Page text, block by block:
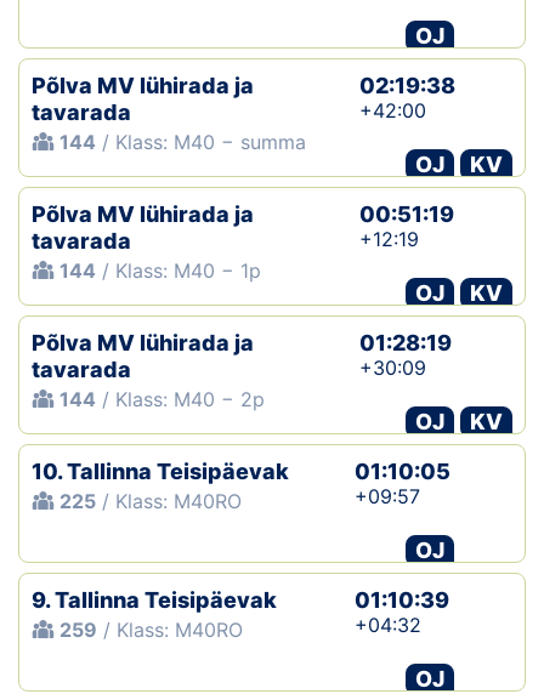
OJ
Põlva MV lühirada ja
tavarada
144 / Klass: M40 − summa
02:19:38
+42:00
OJ
KV
Põlva MV lühirada ja
tavarada
144 / Klass: M40 − 1p
00:51:19
+12:19
OJ
KV
Põlva MV lühirada ja
tavarada
144 / Klass: M40 − 2p
01:28:19
+30:09
OJ
KV
10. Tallinna Teisipäevak
225 / Klass: M40RO
01:10:05
+09:57
OJ
9. Tallinna Teisipäevak
259 / Klass: M40RO
01:10:39
+04:32
OJ